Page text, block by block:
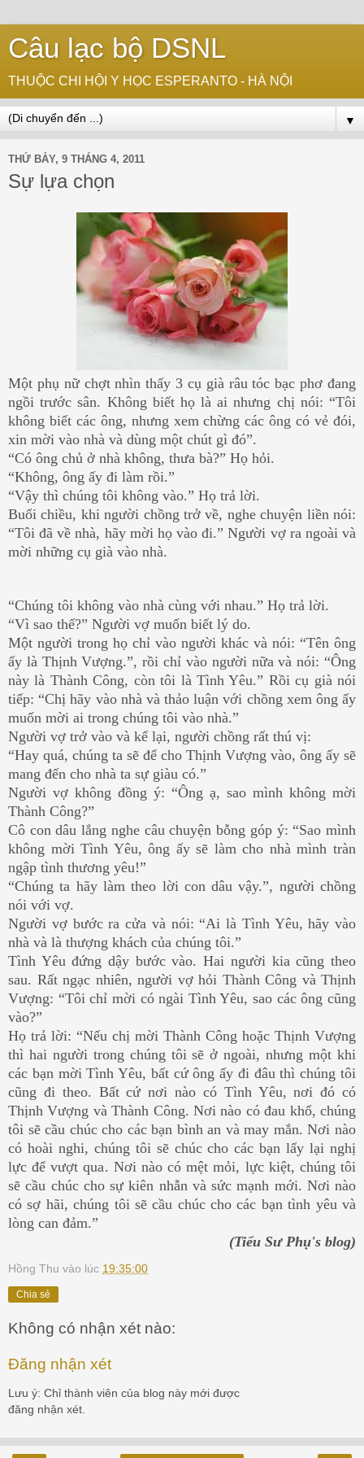
Câu lạc bộ DSNL
THUỘC CHI HỘI Y HỌC ESPERANTO - HÀ NỘI
▼
THỨ BẢY, 9 THÁNG 4, 2011
Sự lựa chọn
Một phụ nữ chợt nhìn thấy 3 cụ già râu tóc bạc phơ đang
ngồi trước sân. Không biết họ là ai nhưng chị nói: “Tôi
không biết các ông, nhưng xem chừng các ông có vẻ đói,
xin mời vào nhà và dùng một chút gì đó”.
“Có ông chủ ở nhà không, thưa bà?” Họ hỏi.
“Không, ông ấy đi làm rồi.”
“Vậy thì chúng tôi không vào.” Họ trả lời.
Buổi chiều, khi người chồng trở về, nghe chuyện liền nói:
“Tôi đã về nhà, hãy mời họ vào đi.” Người vợ ra ngoài và
mời những cụ già vào nhà.
“Chúng tôi không vào nhà cùng với nhau.” Họ trả lời.
“Vì sao thế?” Người vợ muốn biết lý do.
Một người trong họ chỉ vào người khác và nói: “Tên ông
ấy là Thịnh Vượng.”, rồi chỉ vào người nữa và nói: “Ông
này là Thành Công, còn tôi là Tình Yêu.” Rồi cụ già nói
tiếp: “Chị hãy vào nhà và thảo luận với chồng xem ông ấy
muốn mời ai trong chúng tôi vào nhà.”
Người vợ trở vào và kể lại, người chồng rất thú vị:
“Hay quá, chúng ta sẽ để cho Thịnh Vượng vào, ông ấy sẽ
mang đến cho nhà ta sự giàu có.”
Người vợ không đồng ý: “Ông ạ, sao mình không mời
Thành Công?”
Cô con dâu lắng nghe câu chuyện bỗng góp ý: “Sao mình
không mời Tình Yêu, ông ấy sẽ làm cho nhà mình tràn
ngập tình thương yêu!”
“Chúng ta hãy làm theo lời con dâu vậy.”, người chồng
nói với vợ.
Người vợ bước ra cửa và nói: “Ai là Tình Yêu, hãy vào
nhà và là thượng khách của chúng tôi.”
Tình Yêu đứng dậy bước vào. Hai người kia cũng theo
sau. Rất ngạc nhiên, người vợ hỏi Thành Công và Thịnh
Vượng: “Tôi chỉ mời có ngài Tình Yêu, sao các ông cũng
vào?”
Họ trả lời: “Nếu chị mời Thành Công hoặc Thịnh Vượng
thì hai người trong chúng tôi sẽ ở ngoài, nhưng một khi
các bạn mời Tình Yêu, bất cứ ông ấy đi đâu thì chúng tôi
cũng đi theo. Bất cứ nơi nào có Tình Yêu, nơi đó có
Thịnh Vượng và Thành Công. Nơi nào có đau khổ, chúng
tôi sẽ cầu chúc cho các bạn bình an và may mắn. Nơi nào
có hoài nghi, chúng tôi sẽ chúc cho các bạn lấy lại nghị
lực để vượt qua. Nơi nào có mệt mỏi, lực kiệt, chúng tôi
sẽ cầu chúc cho sự kiên nhẫn và sức mạnh mới. Nơi nào
có sợ hãi, chúng tôi sẽ cầu chúc cho các bạn tình yêu và
lòng can đảm.”
(Tiểu Sư Phụ's blog)
Hồng Thu vào lúc 19:35:00
Chia sẻ
Không có nhận xét nào:
Đăng nhận xét
Lưu ý: Chỉ thành viên của blog này mới được
đăng nhận xét.